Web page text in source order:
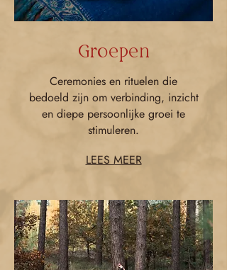
Groepen
Ceremonies en rituelen die
bedoeld zijn om verbinding, inzicht
en diepe persoonlijke groei te
stimuleren.
LEES MEER